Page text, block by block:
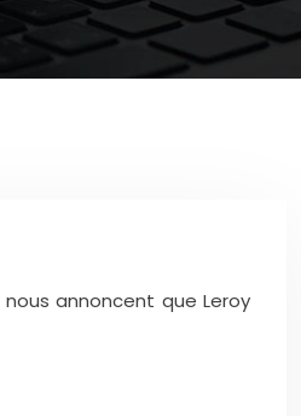
annoncent que Leroy